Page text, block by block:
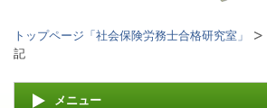
トップページ「社会保険労務士合格研究室」
記
メニュー